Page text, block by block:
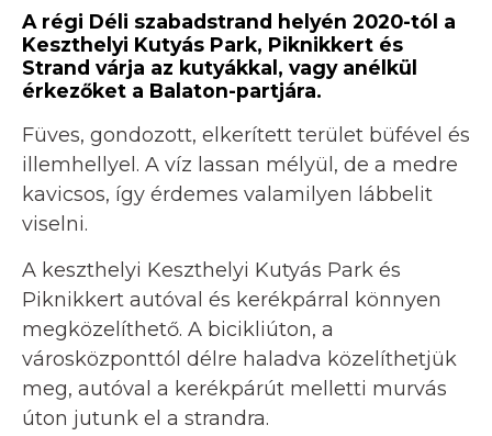
A régi Déli szabadstrand helyén 2020-tól a
Keszthelyi Kutyás Park, Piknikkert és
Strand várja az kutyákkal, vagy anélkül
érkezőket a Balaton-partjára.
Füves, gondozott, elkerített terület büfével és
illemhellyel. A víz lassan mélyül, de a medre
kavicsos, így érdemes valamilyen lábbelit
viselni.
A keszthelyi Keszthelyi Kutyás Park és
Piknikkert autóval és kerékpárral könnyen
megközelíthető. A bicikliúton, a
városközponttól délre haladva közelíthetjük
meg, autóval a kerékpárút melletti murvás
úton jutunk el a strandra.